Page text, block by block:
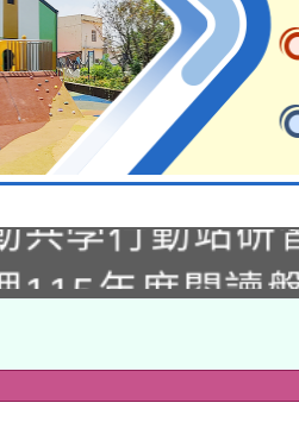
年度第2次
果公告(無人
115年度閱讀
養講師名單